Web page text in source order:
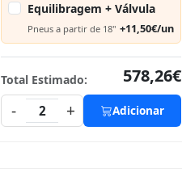
Equilibragem + Válvula
Pneus a partir de 18" +11,50€/un
Total Estimado:
578,26€
-
2 + Adicionar